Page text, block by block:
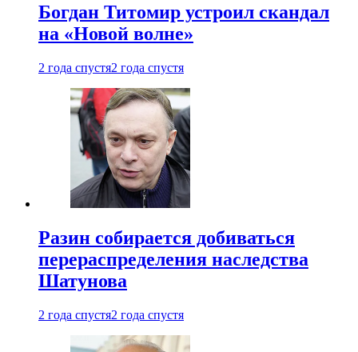
Богдан Титомир устроил скандал
на «Новой волне»
2 года спустя2 года спустя
Разин собирается добиваться
перераспределения наследства
Шатунова
2 года спустя2 года спустя